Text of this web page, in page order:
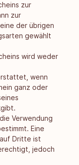
zur
zur
der übrigen
gewählt
wird weder
wenn
ganz oder
Verwendung
Eine
Dritte ist
jedoch